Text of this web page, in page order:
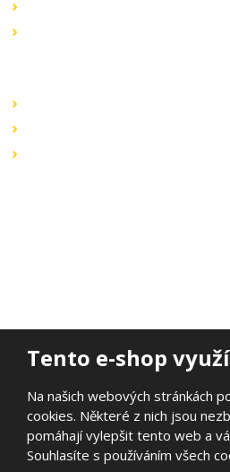
Tento e-shop
Na našich webových stránkách
cookies. Některé z nich jsou
pomáhají vylepšit tento web a
Souhlasíte s používáním všech
© 2026, BOHEMIA ELSVIT s.r.o.
Prohlášení o přístupnosti|Ochrana